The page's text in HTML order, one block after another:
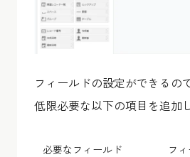
フィールドの設定ができるの
低限必要な以下の項目を追加
必要なフィールド フ